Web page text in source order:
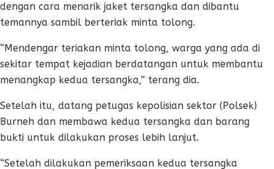
dengan cara menarik jaket tersangka dan dibantu
temannya sambil berteriak minta tolong.
“Mendengar teriakan minta tolong, warga yang ada di
sekitar tempat kejadian berdatangan untuk membantu
menangkap kedua tersangka,” terang dia.
Setelah itu, datang petugas kepolisian sektor (Polsek)
Burneh dan membawa kedua tersangka dan barang
bukti untuk dilakukan proses lebih lanjut.
“Setelah dilakukan pemeriksaan kedua tersangka